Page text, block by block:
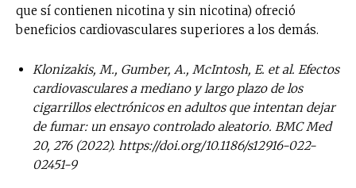
que sí contienen nicotina y sin nicotina) ofreció
beneficios cardiovasculares superiores a los demás.
Klonizakis, M., Gumber, A., McIntosh, E. et al. Efectos
cardiovasculares a mediano y largo plazo de los
cigarrillos electrónicos en adultos que intentan dejar
de fumar: un ensayo controlado aleatorio. BMC Med
20, 276 (2022). https://doi.org/10.1186/s12916-022-
02451-9